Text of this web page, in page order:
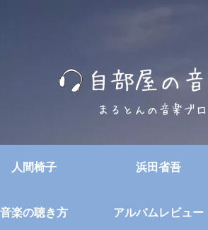
人間椅子 浜田省吾
音楽の聴き方 アルバムレビュー